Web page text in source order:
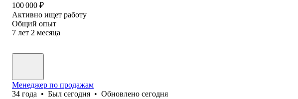
100 000 ₽
Активно ищет работу
Общий опыт
7 лет 2 месяца
Менеджер по продажам
34 года • Был сегодня • Обновлено сегодня